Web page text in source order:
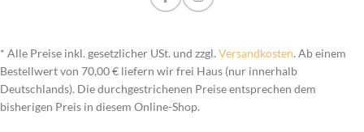
* Alle Preise inkl. gesetzlicher USt. und zzgl.Versandkosten. Ab einem
Bestellwert von 70,00 € liefern wir frei Haus (nur innerhalb
Deutschlands). Die durchgestrichenen Preise entsprechen dem
bisherigen Preis in diesem Online-Shop.